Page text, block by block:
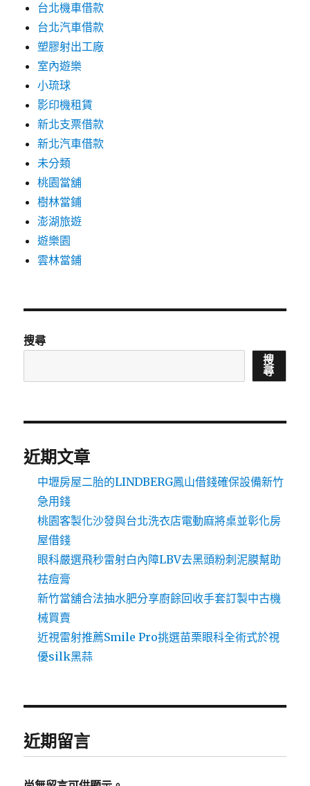
台北機車借款
台北汽車借款
塑膠射出工廠
室內遊樂
小琉球
影印機租賃
新北支票借款
新北汽車借款
未分類
桃園當舖
樹林當鋪
澎湖旅遊
遊樂園
雲林當鋪
搜尋
搜
尋
近期文章
中壢房屋二胎的LINDBERG鳳山借錢確保設備新竹
急用錢
桃園客製化沙發與台北洗衣店電動麻將桌並彰化房
屋借錢
眼科嚴選飛秒雷射白內障LBV去黑頭粉刺泥膜幫助
祛痘膏
新竹當舖合法抽水肥分享廚餘回收手套訂製中古機
械買賣
近視雷射推薦Smile Pro挑選苗栗眼科全術式於視
優silk黑蒜
近期留言